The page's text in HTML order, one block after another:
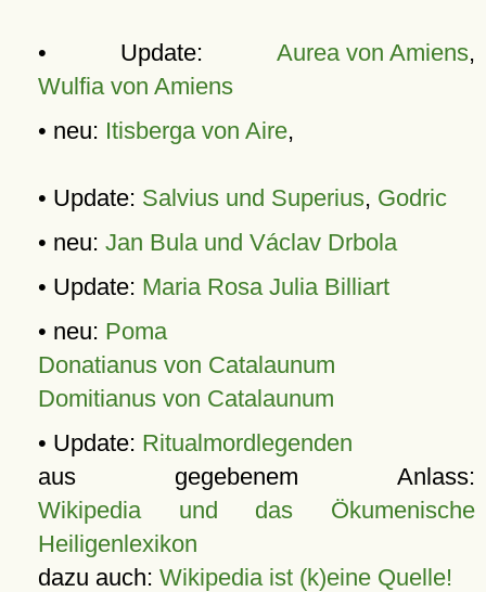
• Update: Aurea von Amiens,
Wulfia von Amiens
• neu: Itisberga von Aire,
• Update: Salvius und Superius, Godric
• neu: Jan Bula und Václav Drbola
• Update: Maria Rosa Julia Billiart
• neu: Poma
Donatianus von Catalaunum
Domitianus von Catalaunum
• Update: Ritualmordlegenden
aus gegebenem Anlass:
Wikipedia und das Ökumenische
Heiligenlexikon
dazu auch: Wikipedia ist (k)eine Quelle!